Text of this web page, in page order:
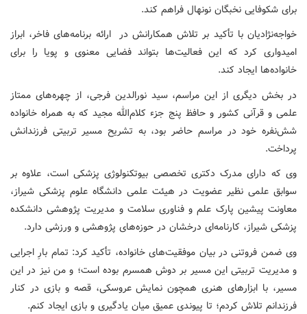
برای شکوفایی نخبگان نونهال فراهم کند.
خواجه‌نژادیان با تأکید بر تلاش همکارانش در ارائه برنامه‌های فاخر، ابراز
امیدواری کرد که این فعالیت‌ها بتواند فضایی معنوی و پویا را برای
خانواده‌ها ایجاد کند.
در بخش دیگری از این مراسم، سید نورالدین فرجی، از چهره‌های ممتاز
علمی و قرآنی کشور و حافظ پنج جزء کلام‌الله مجید که به همراه خانواده
شش‌نفره خود در مراسم حاضر بود، به تشریح مسیر تربیتی فرزندانش
پرداخت.
وی که دارای مدرک دکتری تخصصی بیوتکنولوژی پزشکی است، علاوه بر
سوابق علمی نظیر عضویت در هیئت علمی دانشگاه علوم پزشکی شیراز،
معاونت پیشین پارک علم و فناوری سلامت و مدیریت پژوهشی دانشکده
پزشکی شیراز، کارنامه‌ای درخشان در حوزه‌های پژوهشی و ورزشی دارد.
وی ضمن فروتنی در بیان موفقیت‌های خانواده، تأکید کرد: تمام بارِ اجرایی
و مدیریت تربیتی این مسیر بر دوش همسرم بوده است؛ و من نیز در این
مسیر، با ابزارهای هنری همچون نمایش عروسکی، قصه و بازی در کنار
فرزندانم تلاش کردم؛ تا پیوندی عمیق میان یادگیری و بازی ایجاد کنم.